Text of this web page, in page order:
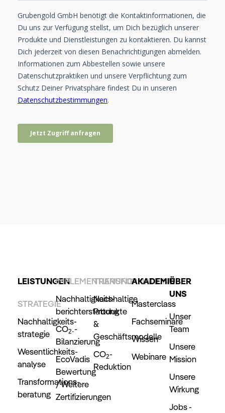
LEISTUNGEN
STRATEGIE
Nachhaltigkeits­
strategie
Wesentlichkeits­
analyse
Transformations­
beratung
IMPLEMENTIERUNG
Nachhaltigkeits­
berichterstattung
CO2--
Bilanzierung
EcoVadis
Bewertung
/ Weitere
Zertifizierungen
TRANSFORMATION
Nachhaltige
Produkte
&
Geschäftsmodelle
CO2-
Reduktion
AKADEMIE
Masterclass
Fachseminare
Wissen
Webinare
ÜBER
UNS
Unser
Team
Unsere
Mission
Unsere
Wirkung
Jobs -